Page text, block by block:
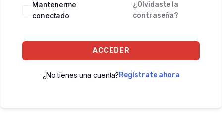
Mantenerme
conectado
¿Olvidaste la
contraseña?
ACCEDER
¿No tienes una cuenta?Regístrate ahora